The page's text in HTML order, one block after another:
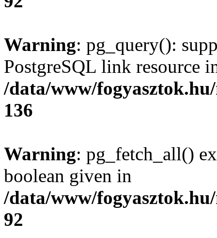
Warning: pg_query():
PostgreSQL link resource
/data/www/
136
Warning: pg_fetch_all()
boolean given in
/data/www/
92